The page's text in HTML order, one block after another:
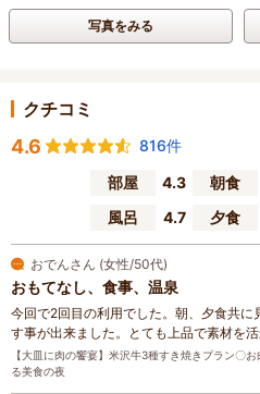
写真をみる
クチコミ
4.6
816件
部屋
4.3 朝食
風呂
4.7 夕食
おでんさん (女性/50代)
おもてなし、食事、温泉
今回で2回目の利用でした。朝、夕食共
す事が出来ました。とても上品で素材を
【大皿に肉の饗宴】米沢牛3種すき焼きプラン〇
る美食の夜